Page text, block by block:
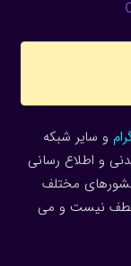
و سایر شبکه
و اطلاع رسانی
کشورهای مختلف
لطف نیست و می